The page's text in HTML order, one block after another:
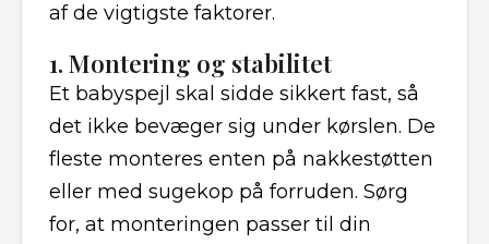
af de vigtigste faktorer.
1. Montering og stabilitet
Et babyspejl skal sidde sikkert fast, så
det ikke bevæger sig under kørslen. De
fleste monteres enten på nakkestøtten
eller med sugekop på forruden. Sørg
for, at monteringen passer til din